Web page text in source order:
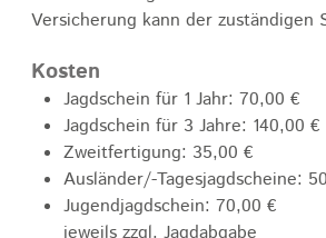
Versicherung kann der
Kosten
Jagdschein für 1 Jahr: 70,00 €
Jagdschein für 3 Jahre: 140,00 €
Zweitfertigung: 35,00 €
Ausländer/-Tagesjagdscheine:
Jugendjagdschein: 70,00 €